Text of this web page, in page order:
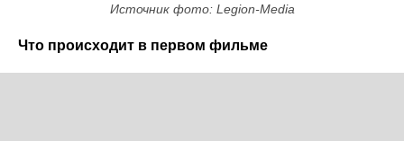
Источник фото: Legion-Media
Что происходит в первом фильме